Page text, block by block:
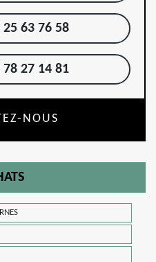
25 63 76 58
78 27 14 81
NOUS